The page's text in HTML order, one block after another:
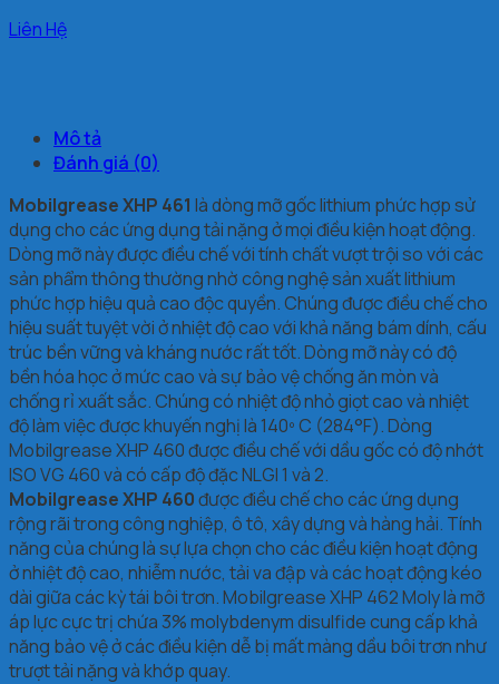
Liên Hệ
Mô tả
Đánh giá (0)
Mobilgrease XHP 461 là dòng mỡ gốc lithium phức hợp sử
dụng cho các ứng dụng tải nặng ở mọi điều kiện hoạt động.
Dòng mỡ này được điều chế với tính chất vượt trội so với các
sản phẩm thông thường nhờ công nghệ sản xuất lithium
phức hợp hiệu quả cao độc quyền. Chúng được điều chế cho
hiệu suất tuyệt vời ở nhiệt độ cao với khả năng bám dính, cấu
trúc bền vững và kháng nước rất tốt. Dòng mỡ này có độ
bền hóa học ở mức cao và sự bảo vệ chống ăn mòn và
chống rỉ xuất sắc. Chúng có nhiệt độ nhỏ giọt cao và nhiệt
độ làm việc được khuyến nghị là 140º C (284°F). Dòng
Mobilgrease XHP 460 được điều chế với dầu gốc có độ nhớt
ISO VG 460 và có cấp độ đặc NLGI 1 và 2.
Mobilgrease XHP 460được điều chế cho các ứng dụng
rộng rãi trong công nghiệp, ô tô, xây dựng và hàng hải. Tính
năng của chúng là sự lựa chọn cho các điều kiện hoạt động
ở nhiệt độ cao, nhiễm nước, tải va đập và các hoạt động kéo
dài giữa các kỳ tái bôi trơn. Mobilgrease XHP 462 Moly là mỡ
áp lực cực trị chứa 3% molybdenym disulfide cung cấp khả
năng bảo vệ ở các điều kiện dễ bị mất màng dầu bôi trơn như
trượt tải nặng và khớp quay.